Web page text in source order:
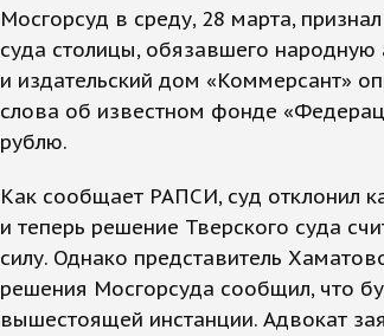
Мосгорсуд в среду, 28 марта,
суда столицы, обязавшего народную
и издательский дом «Коммерсант»
слова об известном фонде
рублю.
Как сообщает РАПСИ, суд отклонил
и теперь решение Тверского суда
силу. Однако представитель
решения Мосгорсуда сообщил, что
вышестоящей инстанции. Адвокат